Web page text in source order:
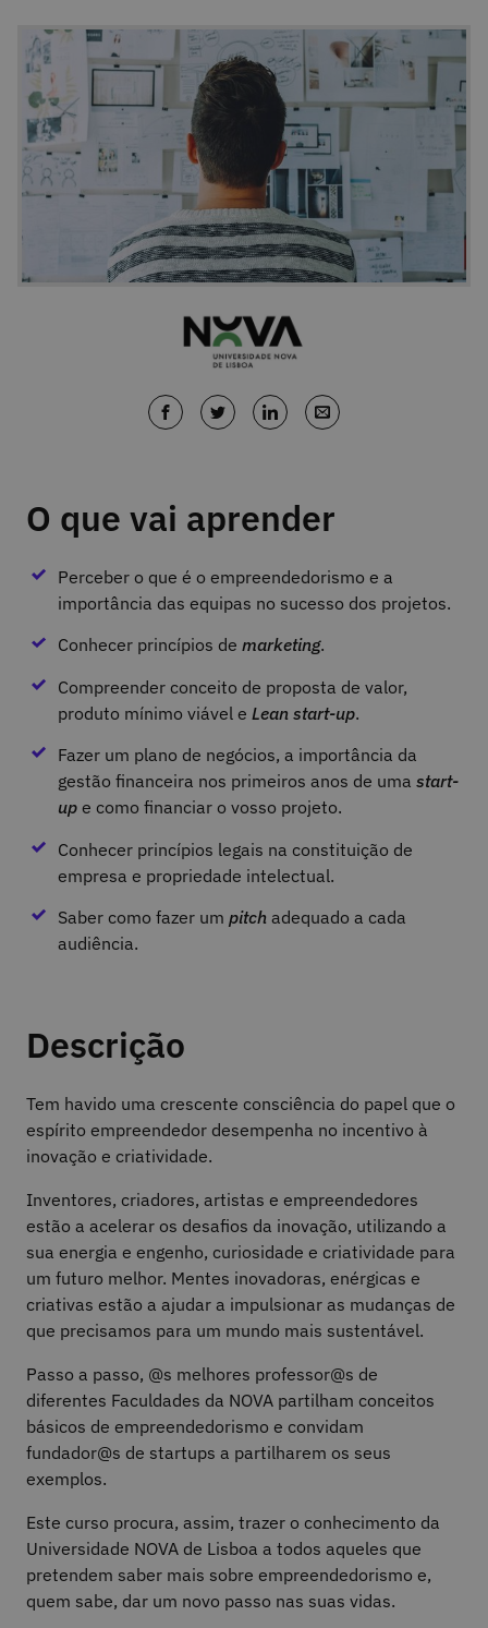
O que vai aprender
Perceber o que é o empreendedorismo e a
importância das equipas no sucesso dos projetos.
Conhecer princípios de marketing.
Compreender conceito de proposta de valor,
produto mínimo viável e Lean start-up.
Fazer um plano de negócios, a importância da
gestão financeira nos primeiros anos de uma start-
upe como financiar o vosso projeto.
Conhecer princípios legais na constituição de
empresa e propriedade intelectual.
Saber como fazer um pitchadequado a cada
audiência.
Descrição
Tem havido uma crescente consciência do papel que o
espírito empreendedor desempenha no incentivo à
inovação e criatividade.
Inventores, criadores, artistas e empreendedores
estão a acelerar os desafios da inovação, utilizando a
sua energia e engenho, curiosidade e criatividade para
um futuro melhor. Mentes inovadoras, enérgicas e
criativas estão a ajudar a impulsionar as mudanças de
que precisamos para um mundo mais sustentável.
Passo a passo, @s melhores professor@s de
diferentes Faculdades da NOVA partilham conceitos
básicos de empreendedorismo e convidam
fundador@s de startups a partilharem os seus
exemplos.
Este curso procura, assim, trazer o conhecimento da
Universidade NOVA de Lisboa a todos aqueles que
pretendem saber mais sobre empreendedorismo e,
quem sabe, dar um novo passo nas suas vidas.